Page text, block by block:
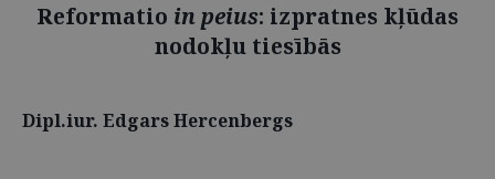
Reformatio in peius: izpratnes kļūdas
nodokļu tiesībās
Dipl.iur. Edgars Hercenbergs